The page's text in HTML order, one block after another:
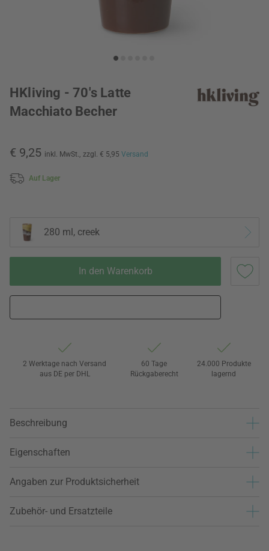
HKliving - 70's Latte
Macchiato Becher
€ 9,25 inkl. MwSt., zzgl. € 5,95 Versand
Auf Lager
280 ml, creek
In den Warenkorb
2 Werktage nach Versand
aus DE per DHL
60 Tage
Rückgaberecht
24.000 Produkte
lagernd
Beschreibung
Eigenschaften
Angaben zur Produktsicherheit
Zubehör- und Ersatzteile